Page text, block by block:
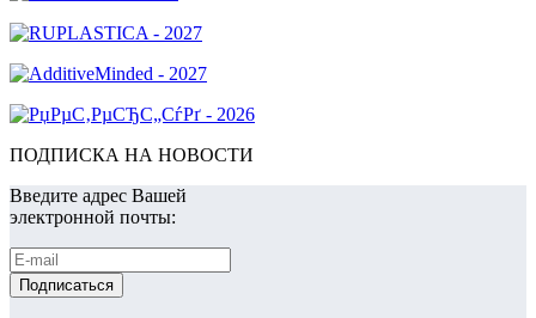
ПОДПИСКА НА НОВОСТИ
Введите адрес Вашей
электронной почты: